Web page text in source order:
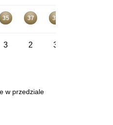
35 37 39
3 2 3
w przedziale